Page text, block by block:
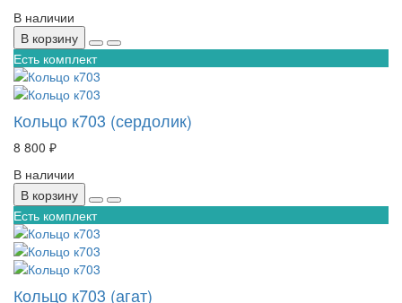
В наличии
В корзину
Есть комплект
Кольцо к703 (сердолик)
8 800 ₽
В наличии
В корзину
Есть комплект
Кольцо к703 (агат)